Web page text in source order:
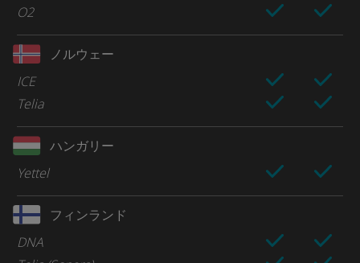
O2
ノルウェー
ICE
Telia
ハンガリー
Yettel
フィンランド
DNA